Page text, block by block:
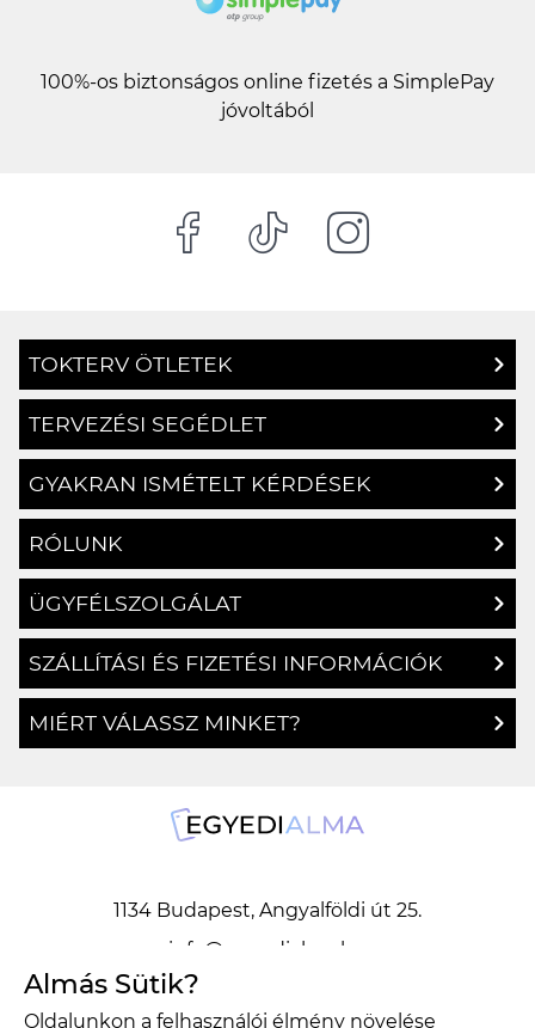
100%-os biztonságos online fizetés a SimplePay
jóvoltából
TOKTERV ÖTLETEK
TERVEZÉSI SEGÉDLET
GYAKRAN ISMÉTELT KÉRDÉSEK
RÓLUNK
ÜGYFÉLSZOLGÁLAT
SZÁLLÍTÁSI ÉS FIZETÉSI INFORMÁCIÓK
MIÉRT VÁLASSZ MINKET?
1134 Budapest, Angyalföldi út 25.
info@egyedialma.hu
Almás Sütik?
Oldalunkon a felhasználói élmény növelése